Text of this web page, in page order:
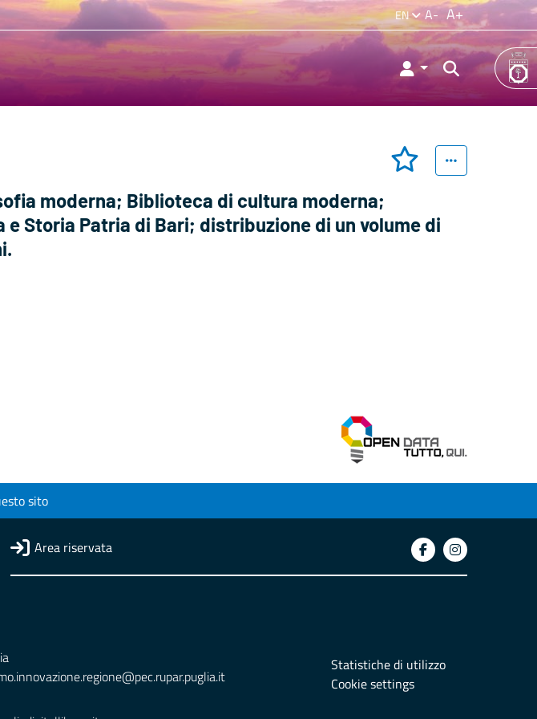
EN A- A+
moderna; Biblioteca di cultura moderna;
Storia Patria di Bari; distribuzione di un volume di
sito
Area riservata
Statistiche di utilizzo
Cookie settings